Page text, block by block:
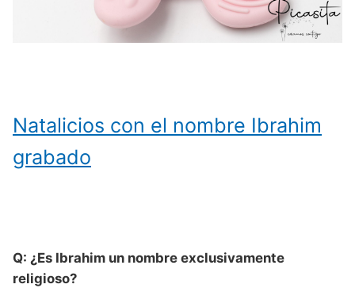
Natalicios con el nombre Ibrahim
grabado
Q: ¿Es Ibrahim un nombre exclusivamente
religioso?